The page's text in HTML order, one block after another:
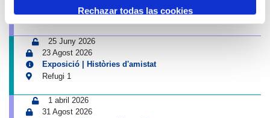
Rechazar todas las cookies
Museu del Port
25 Juny 2026
23 Agost 2026
Exposició | Històries d'amistat
Refugi 1
1 abril 2026
31 Agost 2026